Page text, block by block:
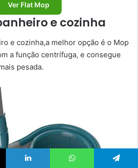
Ver Flat Mop
e cozinha
e cozinha,a melhor opção é o Mop
a função centrífuga, e consegue
pesada.